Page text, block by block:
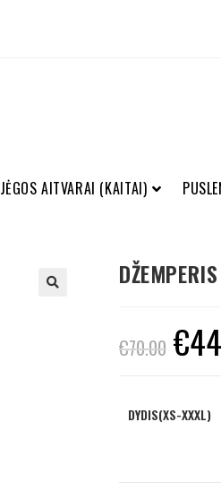
JĖGOS AITVARAI (KAITAI)
€70.00 €
DYDIS(XS-XXXL)